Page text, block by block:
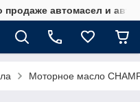
продаже автомасел и
Моторное масло